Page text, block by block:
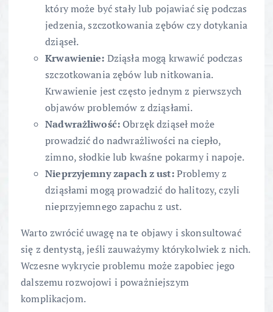
który może być stały lub pojawiać się podczas
jedzenia, szczotkowania zębów czy dotykania
dziąseł.
Krwawienie: Dziąsła mogą krwawić podczas
szczotkowania zębów lub nitkowania.
Krwawienie jest często jednym z pierwszych
objawów problemów z dziąsłami.
Nadwrażliwość: Obrzęk dziąseł może
prowadzić do nadwrażliwości na ciepło,
zimno, słodkie lub kwaśne pokarmy i napoje.
Nieprzyjemny zapach z ust:Problemy z
dziąsłami mogą prowadzić do halitozy, czyli
nieprzyjemnego zapachu z ust.
Warto zwrócić uwagę na te objawy i skonsultować
się z dentystą, jeśli zauważymy którykolwiek z nich.
Wczesne wykrycie problemu może zapobiec jego
dalszemu rozwojowi i poważniejszym
komplikacjom.